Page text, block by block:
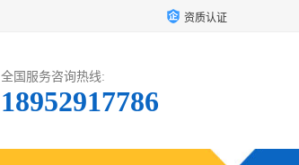
资质认证
全国服务咨询热线:
18952917786